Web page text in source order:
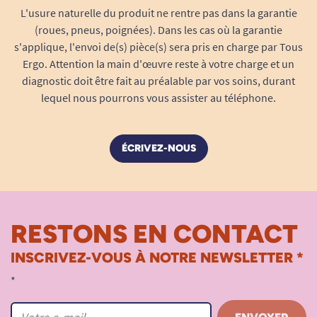
déambulateurs Volaris
Accessoire conçuuniquementpour les
déambulateurs Volaris, garantissant un
montage simple, sécurisé et ajusté à la
forme du châssis.
roues, qu’au Volaris grandes roues ou
encore au Volaris avec appuis ante-
Respecte l’équilibre du déambulateur :
dans une voiture ou la navigation au
quotidien.
Montage pratique et usage intuitif
structure latérale du déambulateur Volaris, à
L'usure naturelle du produit ne rentre pas dans la garantie
(roues, pneus, poignées). Dans les cas où la garantie
s'applique, l'envoi de(s) pièce(s) sera pris en charge par Tous
Ergo. Attention la main d'œuvre reste à votre charge et un
diagnostic doit être fait au préalable par vos soins, durant
lequel nous pourrons vous assister au téléphone.
ÉCRIVEZ-NOUS
RESTONS EN CONTACT
INSCRIVEZ-VOUS À NOTRE NEWSLETTER *
*